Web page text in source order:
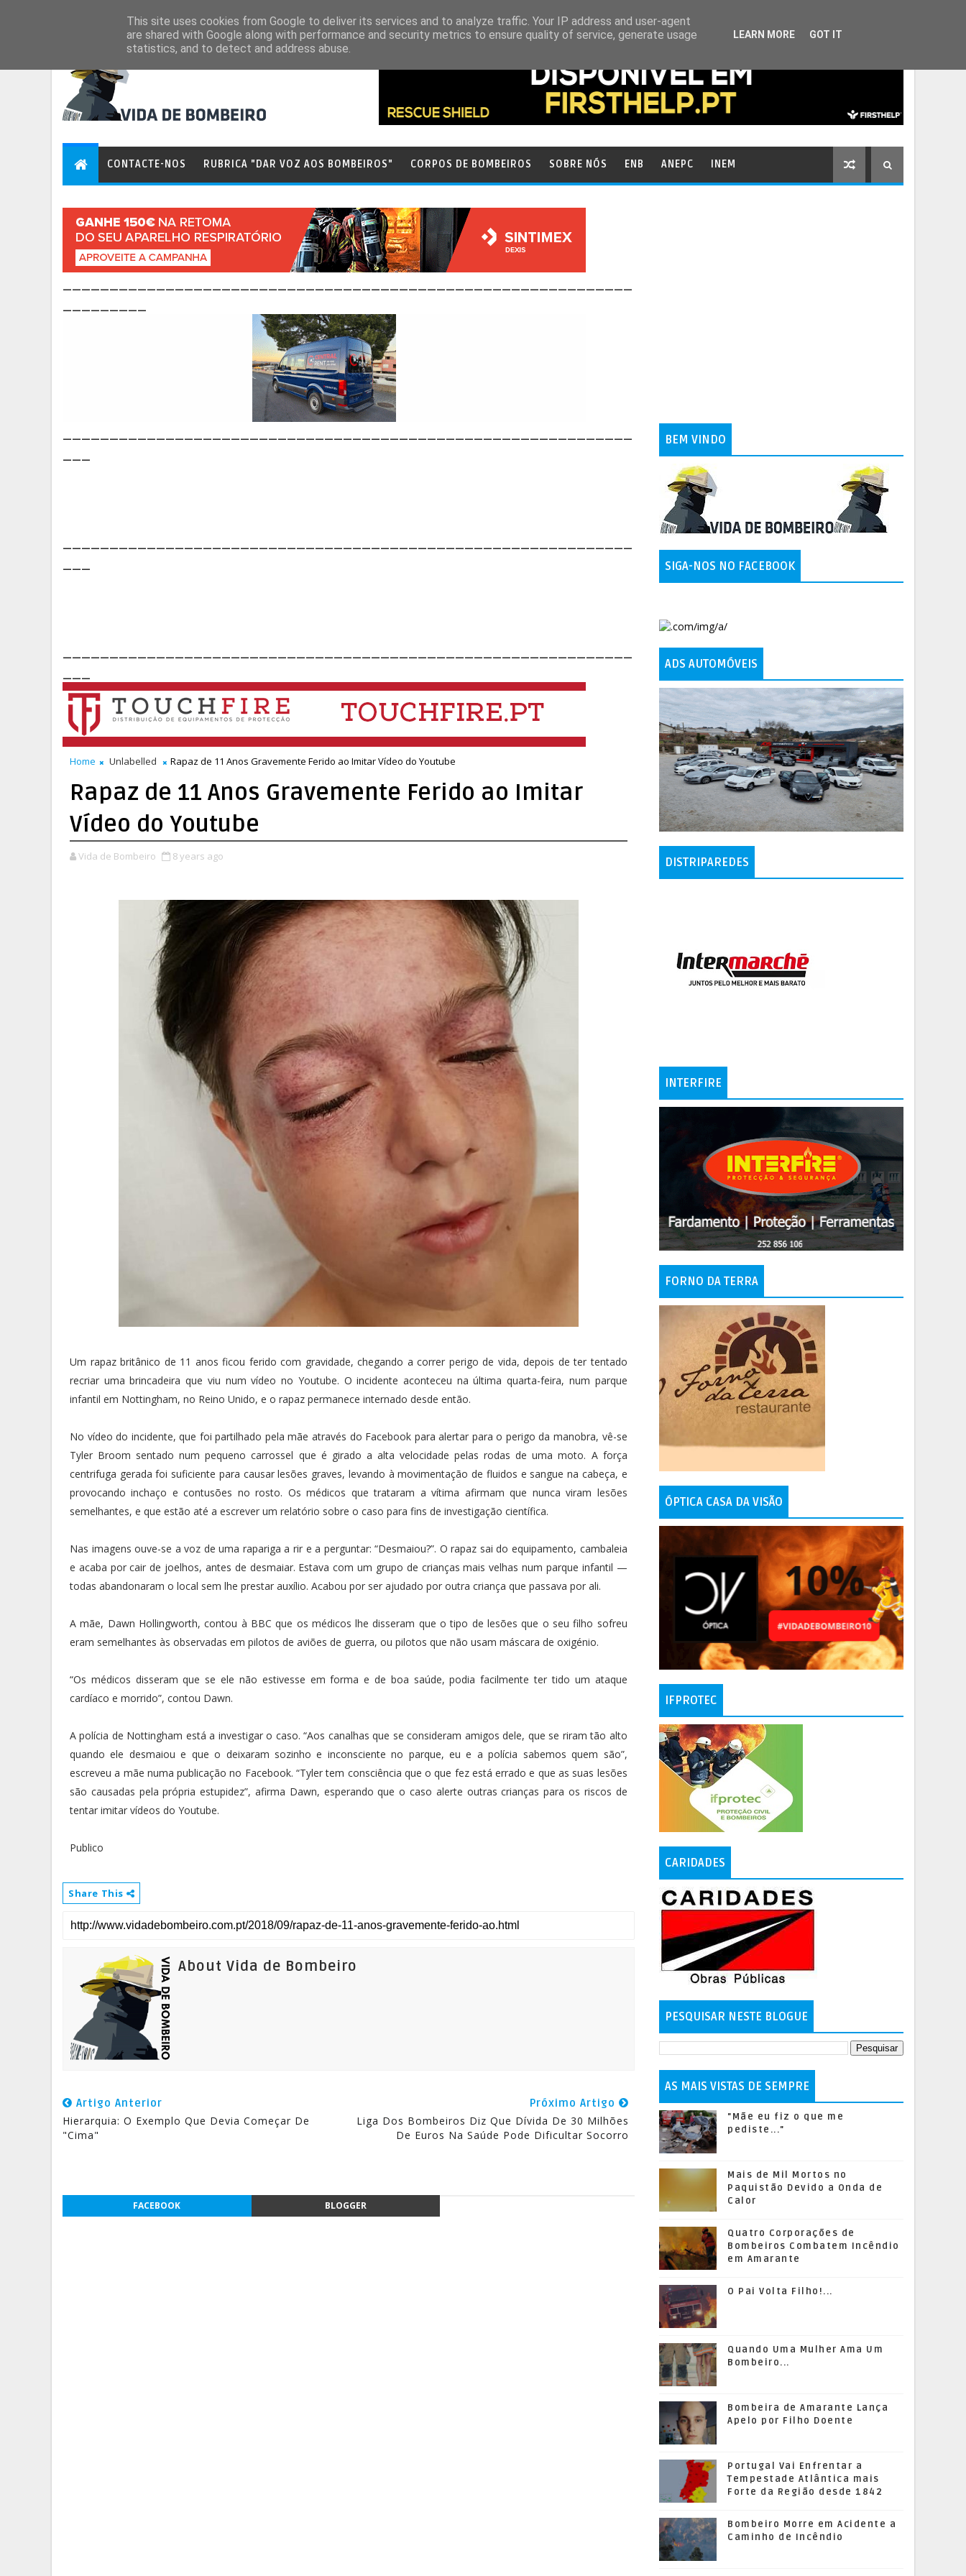
CONTACTE-NOS RUBRICA "DAR VOZ AOS BOMBEIROS" CORPOS DE BOMBEIROS SOBRE NÓS ENB ANEPC INEM
Home Unlabelled Rapaz de 11 Anos Gravemente Ferido ao Imitar Vídeo do Youtube
Rapaz de 11 Anos Gravemente Ferido ao Imitar
Vídeo do Youtube
Vida de Bombeiro 8 years ago
Um rapaz britânico de 11 anos ficou ferido com gravidade, chegando a correr perigo de vida, depois de ter tentado
recriar uma brincadeira que viu num vídeo no Youtube. O incidente aconteceu na última quarta-feira, num parque
infantil em Nottingham, no Reino Unido, e o rapaz permanece internado desde então.
No vídeo do incidente, que foi partilhado pela mãe através do Facebook para alertar para o perigo da manobra, vê-se
Tyler Broom sentado num pequeno carrossel que é girado a alta velocidade pelas rodas de uma moto. A força
centrifuga gerada foi suficiente para causar lesões graves, levando à movimentação de fluidos e sangue na cabeça, e
provocando inchaço e contusões no rosto. Os médicos que trataram a vítima afirmam que nunca viram lesões
semelhantes, e que estão até a escrever um relatório sobre o caso para fins de investigação científica.
Nas imagens ouve-se a voz de uma rapariga a rir e a perguntar: “Desmaiou?”. O rapaz sai do equipamento, cambaleia
e acaba por cair de joelhos, antes de desmaiar. Estava com um grupo de crianças mais velhas num parque infantil —
todas abandonaram o local sem lhe prestar auxílio. Acabou por ser ajudado por outra criança que passava por ali.
A mãe, Dawn Hollingworth, contou à BBC que os médicos lhe disseram que o tipo de lesões que o seu filho sofreu
eram semelhantes às observadas em pilotos de aviões de guerra, ou pilotos que não usam máscara de oxigénio.
“Os médicos disseram que se ele não estivesse em forma e de boa saúde, podia facilmente ter tido um ataque
cardíaco e morrido”, contou Dawn.
A polícia de Nottingham está a investigar o caso. “Aos canalhas que se consideram amigos dele, que se riram tão alto
quando ele desmaiou e que o deixaram sozinho e inconsciente no parque, eu e a polícia sabemos quem são”,
escreveu a mãe numa publicação no Facebook. “Tyler tem consciência que o que fez está errado e que as suas lesões
são causadas pela própria estupidez”, afirma Dawn, esperando que o caso alerte outras crianças para os riscos de
tentar imitar vídeos do Youtube.
Publico
Share This
About Vida de Bombeiro
Artigo Anterior
Hierarquia: O Exemplo Que Devia Começar De
"Cima"
Próximo Artigo
Liga Dos Bombeiros Diz Que Dívida De 30 Milhões
De Euros Na Saúde Pode Dificultar Socorro
FACEBOOK BLOGGER
BEM VINDO
SIGA-NOS NO FACEBOOK
ADS AUTOMÓVEIS
DISTRIPAREDES
INTERFIRE
FORNO DA TERRA
ÓPTICA CASA DA VISÃO
IFPROTEC
CARIDADES
PESQUISAR NESTE BLOGUE
AS MAIS VISTAS DE SEMPRE
"Mãe eu fiz o que me
pediste..."
Mais de Mil Mortos no
Paquistão Devido a Onda de
Calor
Quatro Corporações de
Bombeiros Combatem Incêndio
em Amarante
O Pai Volta Filho!...
Quando Uma Mulher Ama Um
Bombeiro...
Bombeira de Amarante Lança
Apelo por Filho Doente
Portugal Vai Enfrentar a
Tempestade Atlântica mais
Forte da Região desde 1842
Bombeiro Morre em Acidente a
Caminho de Incêndio
This site uses cookies from Google to deliver its services and to analyze traffic. Your IP address and user-agent
are shared with Google along with performance and security metrics to ensure quality of service, generate usage
statistics, and to detect and address abuse.
LEARN MORE GOT IT